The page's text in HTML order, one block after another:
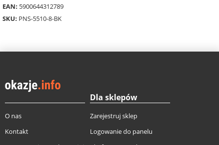
EAN: 5900644312789
SKU: PNS-5510-8-BK
O nas
Kontakt
Dla sklepów
Zarejestruj sklep
Logowanie do panelu